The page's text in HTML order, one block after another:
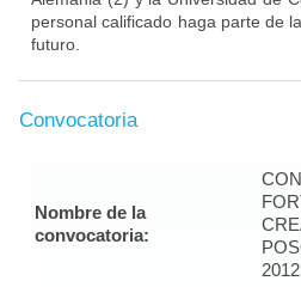
personal calificado haga parte de
futuro.
Convocatoria
Nombre de la
convocatoria:
2012